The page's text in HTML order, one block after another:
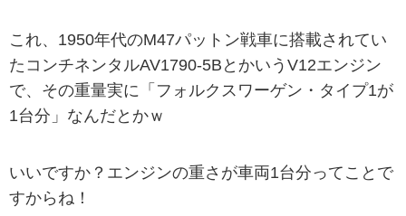
これ、1950年代のM47パットン戦車に搭載されてい
たコンチネンタルAV1790-5BとかいうV12エンジン
で、その重量実に「フォルクスワーゲン・タイプ1が
1台分」なんだとかｗ
いいですか？エンジンの重さが車両1台分ってことで
すからね！